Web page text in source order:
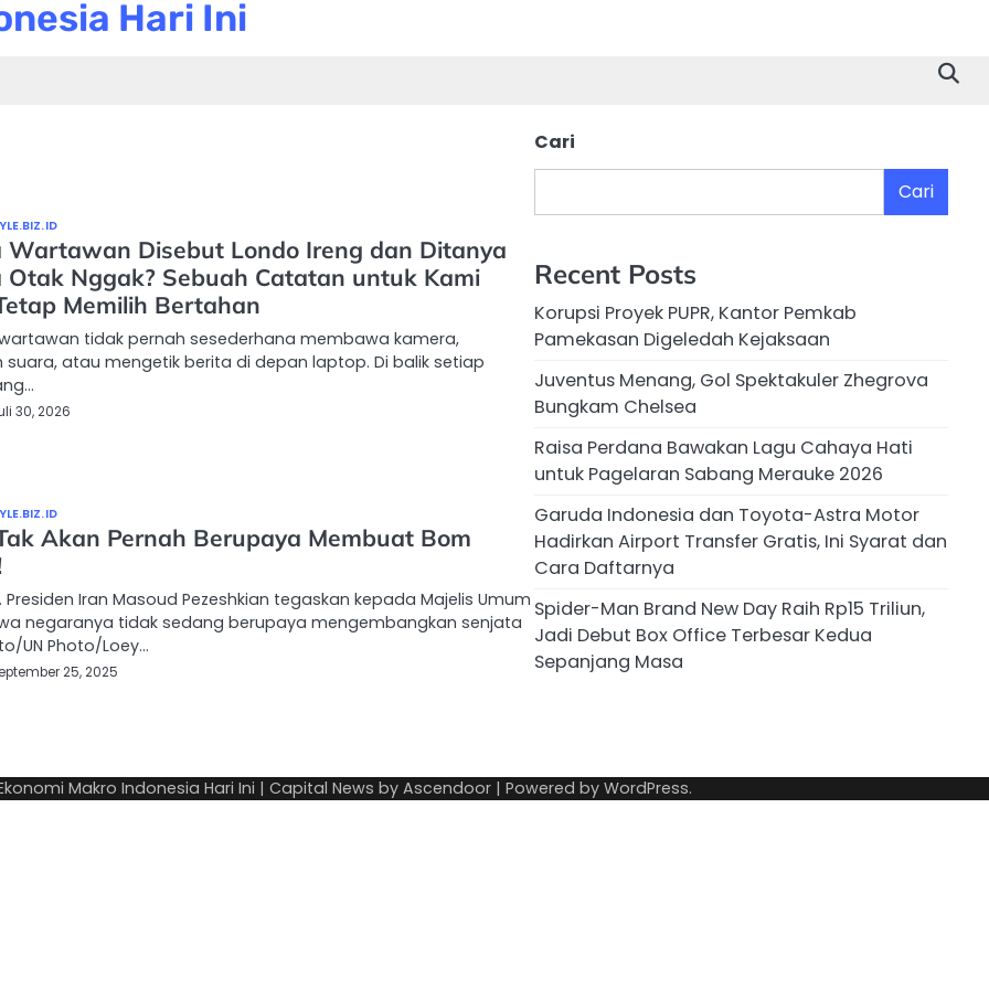
Hari Ini
Wartawan Disebut Londo Ireng dan Ditanya
Otak Nggak? Sebuah Catatan untuk Kami
Memilih Bertahan
tidak pernah sesederhana membawa kamera,
suara, atau mengetik berita di depan laptop. Di balik setiap
30, 2026
Akan Pernah Berupaya Membuat Bom
Iran Masoud Pezeshkian tegaskan kepada Majelis Umum
negaranya tidak sedang berupaya mengembangkan senjata
UN Photo/Loey…
25, 2025
Cari
Cari
Recent Posts
Korupsi Proyek PUPR, Kantor Pemkab
Pamekasan Digeledah Kejaksaan
Juventus Menang, Gol Spektakuler Zhegrova
Bungkam Chelsea
Raisa Perdana Bawakan Lagu Cahaya Hati
untuk Pagelaran Sabang Merauke 2026
Garuda Indonesia dan Toyota-Astra Motor
Hadirkan Airport Transfer Gratis, Ini Syarat dan
Cara Daftarnya
Spider-Man Brand New Day Raih Rp15 Triliun,
Jadi Debut Box Office Terbesar Kedua
Sepanjang Masa
Makro Indonesia Hari Ini | Capital News by Ascendoor | Powered by WordPress.